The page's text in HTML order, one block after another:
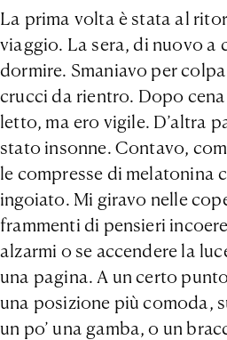
La prima volta è stata al
viaggio. La sera, di nuovo a
dormire. Smaniavo per
crucci da rientro. Dopo
letto, ma ero vigile. D’altra
stato insonne. Contavo,
le compresse di melatonina
ingoiato. Mi giravo nelle
frammenti di pensieri
alzarmi o se accendere la
una pagina. A un certo
una posizione più comoda,
un po’ una gamba, o un